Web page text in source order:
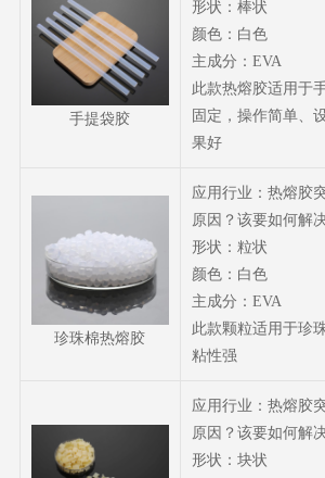
手提袋胶
形状：棒状
颜色：白色
主成分：EVA
此款热熔胶适用于
固定，操作简单、
果好
珍珠棉热熔胶
应用行业：热熔胶
原因？该要如何解
形状：粒状
颜色：白色
主成分：EVA
此款颗粒适用于珍
粘性强
应用行业：热熔胶
原因？该要如何解
形状：块状